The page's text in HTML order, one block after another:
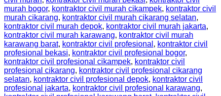
murah bogor, kontraktor civil murah cikampek, kontraktor civil
murah cikarang, kontraktor civil murah cikarang selatan,
kontraktor civil murah depok, kontraktor civil murah jakarta,
kontraktor civil murah karawang, kontraktor civil murah
karawang barat, kontraktor civil profesional , kontraktor civil
profesional bekasi, kontraktor civil profesional bogor,
kontraktor civil profesional cikampek, kontraktor civil
profesional cikarang, kontraktor civil profesional cikarang
selatan, kontraktor civil profesional depok, kontraktor civil
profesional jakarta, kontraktor civil profesional karawang,